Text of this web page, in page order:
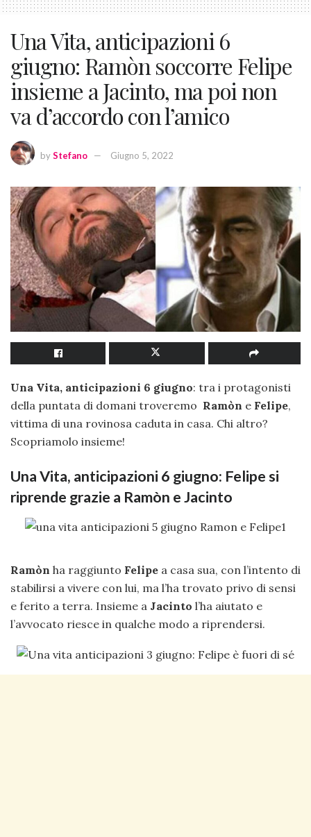
Una Vita, anticipazioni 6
giugno: Ramòn soccorre Felipe
insieme a Jacinto, ma poi non
va d’accordo con l’amico
byStefano Giugno 5, 2022
Una Vita, anticipazioni 6 giugno: tra i protagonisti
della puntata di domani troveremo Ramòn e Felipe,
vittima di una rovinosa caduta in casa. Chi altro?
Scopriamolo insieme!
Una Vita, anticipazioni 6 giugno: Felipe si
riprende grazie a Ramòn e Jacinto
Ramòn ha raggiunto Felipe a casa sua, con l’intento di
stabilirsi a vivere con lui, ma l’ha trovato privo di sensi
e ferito a terra. Insieme a Jacinto l’ha aiutato e
l’avvocato riesce in qualche modo a riprendersi.